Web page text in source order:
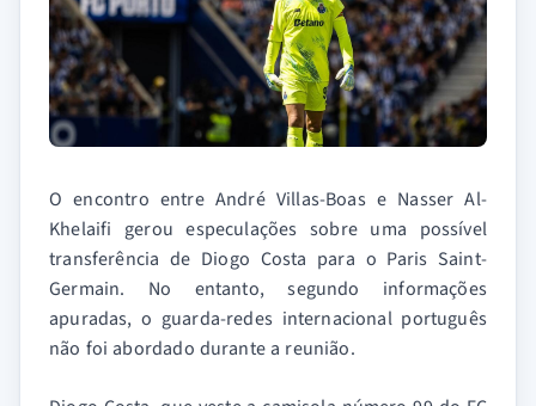
O encontro entre André Villas-Boas e Nasser Al-
Khelaifi gerou especulações sobre uma possível
transferência de Diogo Costa para o Paris Saint-
Germain. No entanto, segundo informações
apuradas, o guarda-redes internacional português
não foi abordado durante a reunião.